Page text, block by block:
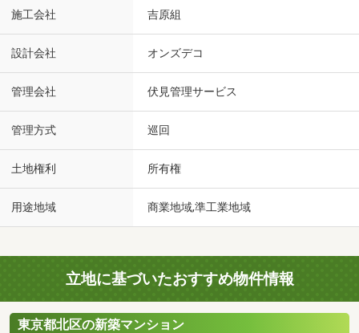
施工会社 吉原組
設計会社 オンズデコ
管理会社 伏見管理サービス
管理方式 巡回
土地権利 所有権
用途地域 商業地域,準工業地域
立地に基づいたおすすめ物件情報
東京都北区の新築マンション